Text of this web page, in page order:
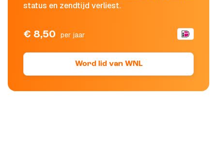
status en zendtijd verliest.
€ 8,50 per jaar
Word lid van WNL